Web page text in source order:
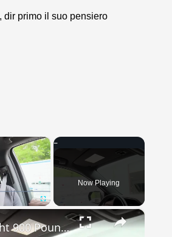
dir primo il suo pensiero
×
Now Playing
×
I Bought 900 Pounds of Survival Food! Vlog